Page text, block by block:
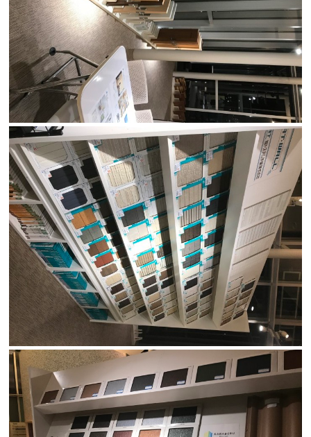
土地の上手な探し方
家づくりの資金計画
設計・施工品質管理
検査・アフターメンテナンス
家づくりのスケジュール
よくあるご質問 店舗紹介
スタッフブログ ZEH普及目標
プライバシー
ポリシー
ソーシャルメディアポリ
サイトマップ
MENU